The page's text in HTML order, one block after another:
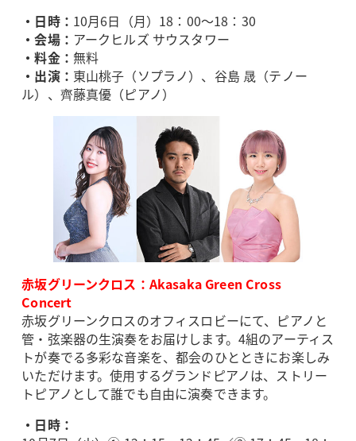
・日時： 10月6日（月）18：00～18：30
・会場： アークヒルズ サウスタワー
・料金： 無料
・出演： 東山桃子（ソプラノ）、谷島 晟（テノー
ル）、齊藤真優（ピアノ）
赤坂グリーンクロス：Akasaka Green Cross
Concert
赤坂グリーンクロスのオフィスロビーにて、ピアノと
管・弦楽器の生演奏をお届けします。4組のアーティス
トが奏でる多彩な音楽を、都会のひとときにお楽しみ
いただけます。使用するグランドピアノは、ストリー
トピアノとして誰でも自由に演奏できます。
・日時：